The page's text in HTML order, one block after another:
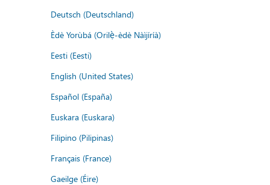
Deutsch (Deutschland)
Èdè Yorùbá (Orilẹ̀-èdè Nàìjíríà)
Eesti (Eesti)
English (United States)
Español (España)
Euskara (Euskara)
Filipino (Pilipinas)
Français (France)
Gaeilge (Éire)